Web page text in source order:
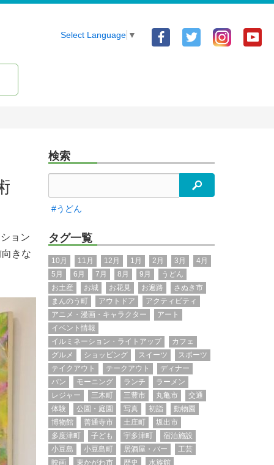
Facebook
Twitter
Select Language ▼
ョン
きな
検索
検索
#うどん
タグ一覧
10月 11月 12月 1月 2月 3月
4月
5月
6月 7月 8月 9月
うどん
お土産
お城 お花見 お遍路
さぬき市
まんのう町
アウトドア
アクティビティ
アニメ・漫画・キャラクター
アート
イベント情報
イルミネーション・ライトアップ
カフェ
グルメ
ショッピング スイーツ
スポーツ
テイクアウト
テークアウト
ディナー
パン
モーニング ランチ
ラーメン
レジャー
三木町 三豊市 丸亀市
交通
体験
公園・庭園 写真 初詣
動物園
博物館
善通寺市 土庄町
坂出市
多度津町
子ども 宇多津町
宿泊施設
小豆島
小豆島町 居酒屋・バー
工芸
映画
東かがわ市 歴史
水族館